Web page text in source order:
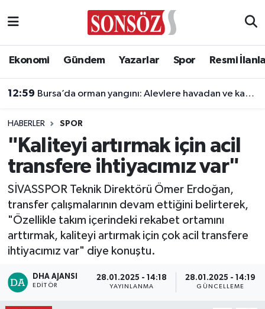
Ekonomi Gündem Yazarlar Spor Resmi
12:59 Bursa’da orman yangını: Alevlere havadan ve karadan müdahale
HABERLER SPOR
"Kaliteyi artırmak için acil
transfere ihtiyacımız var"
SİVASSPOR Teknik Direktörü Ömer Erdoğan,
transfer çalışmalarının devam ettiğini belirterek,
"Özellikle takım içerindeki rekabet ortamını
arttırmak, kaliteyi artırmak için çok acil transfere
ihtiyacımız var" diye konuştu.
DHA AJANSI
EDITÖR
28.01.2025 - 14:18
YAYINLANMA
28.01.2025 - 14:19
GÜNCELLEME
Asayiş
Biyografi
Çevre
Diğer
Dünya
Eğitim
Ekonomi
Ankara Nöbetçi Eczaneler
Ankara Trafik Yoğunluk Haritası
Süper Lig Puan Durumu ve Fikstür
Tüm Manşetler
Son Dakika Haberleri
Haber Arşivi